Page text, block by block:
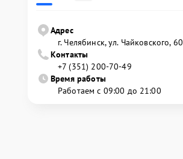
Адрес
г. Челябинск, ул. Чайковского, 60
Контакты
+7 (351) 200-70-49
Время работы
Работаем с 09:00 до 21:00